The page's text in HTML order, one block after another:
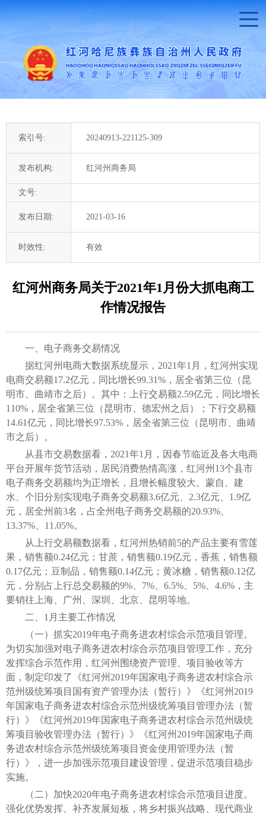
索引号: 20240913-221125-309
发布机构: 红河州商务局
文号:
发布日期: 2021-03-16
时效性: 有效
红河州商务局关于2021年1月份大抓电商工
作情况报告
一、电子商务交易情况
据红河州电商大数据系统显示，2021年1月，红河州实现
电商交易额17.2亿元，同比增长99.31%，居全省第三位（昆
明市、曲靖市之后）。其中：上行交易额2.59亿元，同比增长
110%，居全省第三位（昆明市、德宏州之后）；下行交易额
14.61亿元，同比增长97.53%，居全省第三位（昆明市、曲靖
市之后）。
从县市交易数据看，2021年1月，因春节临近及各大电商
平台开展年货节活动，居民消费热情高涨，红河州13个县市
电子商务交易额均为正增长，且增长幅度较大。蒙自、建
水、个旧分别实现电子商务交易额3.6亿元、2.3亿元、1.9亿
元，居全州前3名，占全州电子商务交易额的20.93%、
13.37%、11.05%。
从上行交易额数据看，红河州热销前5的产品主要有雪莲
果，销售额0.24亿元；甘蔗，销售额0.19亿元，香蕉，销售额
0.17亿元；豆制品，销售额0.14亿元；黄冰糖，销售额0.12亿
元，分别占上行总交易额的9%、7%、6.5%、5%、4.6%，主
要销往上海、广州、深圳、北京、昆明等地。
二、1月主要工作情况
（一）抓实2019年电子商务进农村综合示范项目管理。
为切实加强对电子商务进农村综合示范项目管理工作，充分
发挥综合示范作用，红河州围绕资产管理、项目验收等方
面，制定印发了《红河州2019年国家电子商务进农村综合示
范州级统筹项目国有资产管理办法（暂行）》《红河州2019
年国家电子商务进农村综合示范州级统筹项目管理办法（暂
行）》《红河州2019年国家电子商务进农村综合示范州级统
筹项目验收管理办法（暂行）》《红河州2019年国家电子商
务进农村综合示范州级统筹项目资金使用管理办法（暂
行）》，进一步加强示范项目建设管理，促进示范项目稳步
实施。
（二）加快2020年电子商务进农村综合示范项目进度。
强化优势发挥、补齐发展短板，将乡村振兴战略、现代商业